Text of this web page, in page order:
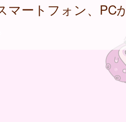
マートフォン、PC